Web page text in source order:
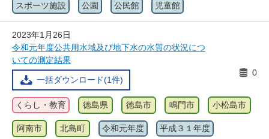
スポーツ施設 公園 公民館 児童館
2023年1月26日
令和元年度公共用水域及び地下水の水質の状況につ
いての測定結果
一括ダウンロード(1件)
0
くらし・教育 徳島県 徳島市 鳴門市 小松島市
阿南市 北島町 令和元年度 平成３１年度